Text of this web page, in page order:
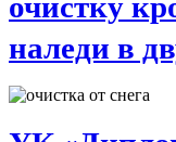
наледи в